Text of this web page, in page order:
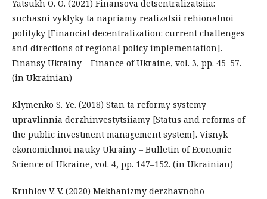
Yatsukh O. O. (2021) Finansova detsentralizatsiia:
suchasni vyklyky ta napriamy realizatsii rehionalnoi
polityky [Financial decentralization: current challenges
and directions of regional policy implementation].
Finansy Ukrainy – Finance of Ukraine, vol. 3, pp. 45–57.
(in Ukrainian)
Klymenko S. Ye. (2018) Stan ta reformy systemy
upravlinnia derzhinvestytsiiamy [Status and reforms of
the public investment management system]. Visnyk
ekonomichnoi nauky Ukrainy – Bulletin of Economic
Science of Ukraine, vol. 4, pp. 147–152. (in Ukrainian)
Kruhlov V. V. (2020) Mekhanizmy derzhavnoho